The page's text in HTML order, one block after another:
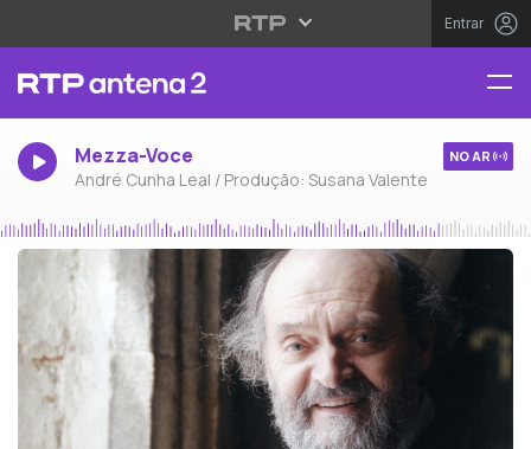
Entrar
Mezza-Voce
André Cunha Leal / Produção: Susana Valente
NO AR